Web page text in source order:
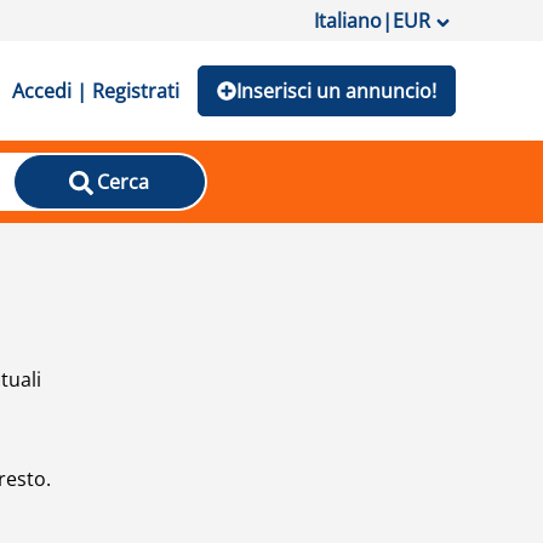
Italiano|EUR
Accedi | Registrati Inserisci un annuncio!
Cerca